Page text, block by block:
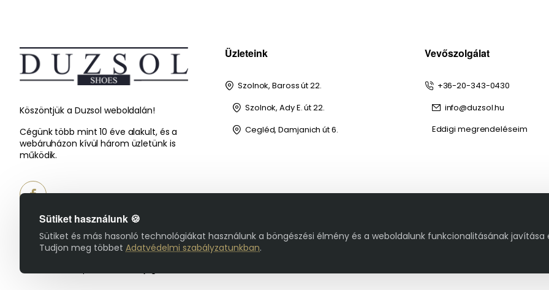
Sütiket használunk 🍪
Sütiket és más hasonló technológiákat használunk a böngészési élmény és a weboldalunk funkcionalitásának javítása
Tudjon meg többet Adatvédelmi szabályzatunkban.
Köszöntjük a Duzsol weboldalán!
Cégünk több mint 10 éve alakult, és a
webáruházon kívül három üzletünk is
működik.
Üzleteink
Szolnok, Baross út 22.
Szolnok, Ady E. út 22.
Cegléd, Damjanich út 6.
Vevőszolgálat
+36-20-343-0430
info@duzsol.hu
Eddigi megrendeléseim
© 2025 Duzsol Cipőbolt - Minden jog fenntartva!